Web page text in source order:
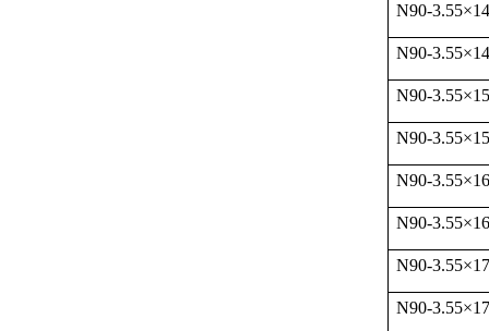
N90-3.55×
N90-3.55×
N90-3.55×
N90-3.55×
N90-3.55×
N90-3.55×
N90-3.55×
N90-3.55×